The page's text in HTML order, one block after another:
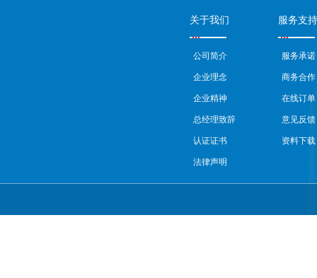
关于我们
公司简介
企业理念
企业精神
总经理致辞
认证证书
法律声明
服务支持
服务承诺
商务合作
在线订单
意见反馈
资料下载